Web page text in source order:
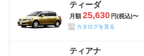
ティーダ
月額 25,630 円(税込)〜
カタログを見る
ティアナ